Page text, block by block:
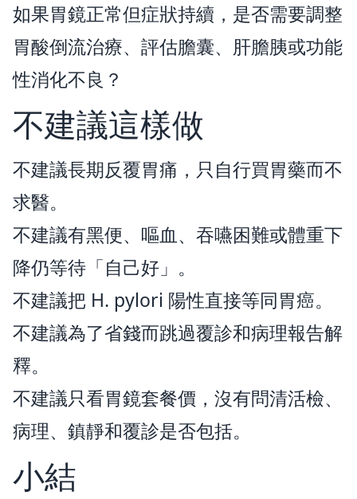
如果胃鏡正常但症狀持續，是否需要調整
胃酸倒流治療、評估膽囊、肝膽胰或功能
性消化不良？
不建議這樣做
不建議長期反覆胃痛，只自行買胃藥而不
求醫。
不建議有黑便、嘔血、吞嚥困難或體重下
降仍等待「自己好」。
不建議把 H. pylori 陽性直接等同胃癌。
不建議為了省錢而跳過覆診和病理報告解
釋。
不建議只看胃鏡套餐價，沒有問清活檢、
病理、鎮靜和覆診是否包括。
小結